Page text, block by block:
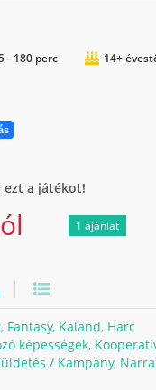
- 180 perc 14+
ezt a játékot!
1 ajánlat
, Fantasy, Kaland, Harc
képességek,
/ Kampány,